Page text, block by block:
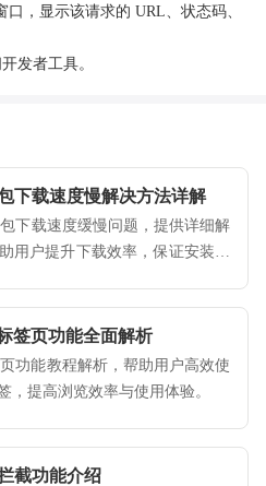
，显示该请求的 URL、状态码、
发者工具。
下载速度慢解决方法详解
下载速度缓慢问题，提供详细解
用户提升下载效率，保证安装顺
签页功能全面解析
功能教程解析，帮助用户高效使
，提高浏览效率与使用体验。
截功能介绍